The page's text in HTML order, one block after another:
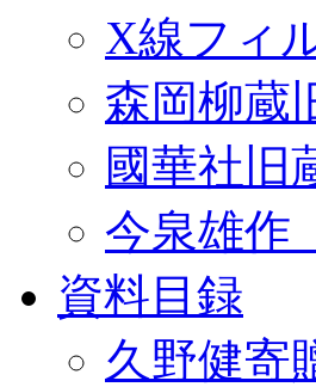
X線フィ
森岡柳蔵
國華社旧
今泉雄作
資料目録
久野健寄